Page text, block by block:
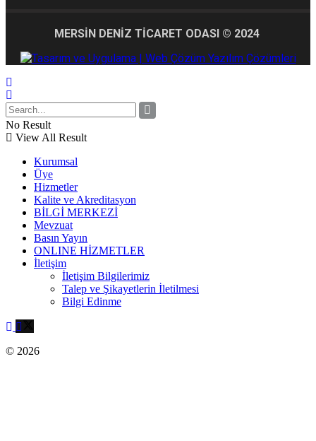
MERSİN DENİZ TİCARET ODASI © 2024
No Result
View All Result
Kurumsal
Üye
Hizmetler
Kalite ve Akreditasyon
BİLGİ MERKEZİ
Mevzuat
Basın Yayın
ONLINE HİZMETLER
İletişim
İletişim Bilgilerimiz
Talep ve Şikayetlerin İletilmesi
Bilgi Edinme
© 2026